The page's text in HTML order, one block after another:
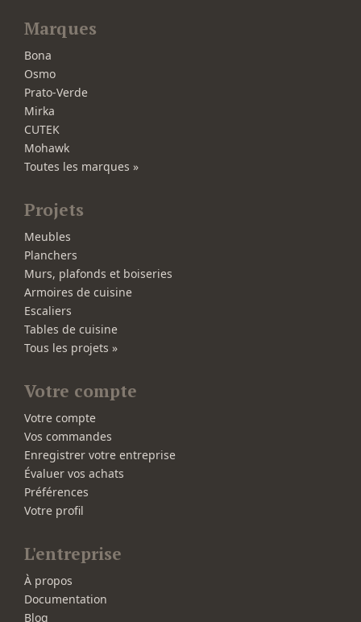
Marques
Bona
Osmo
Prato-Verde
Mirka
CUTEK
Mohawk
Toutes les marques »
Projets
Meubles
Planchers
Murs, plafonds et boiseries
Armoires de cuisine
Escaliers
Tables de cuisine
Tous les projets »
Votre compte
Votre compte
Vos commandes
Enregistrer votre entreprise
Évaluer vos achats
Préférences
Votre profil
L'entreprise
À propos
Documentation
Blog